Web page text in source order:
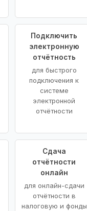
Подключить
электронную
отчётность
для быстрого
подключения к
системе
электронной
отчётности
Сдача
отчётности
онлайн
для онлайн-сдачи
отчётности в
налоговую и фонды